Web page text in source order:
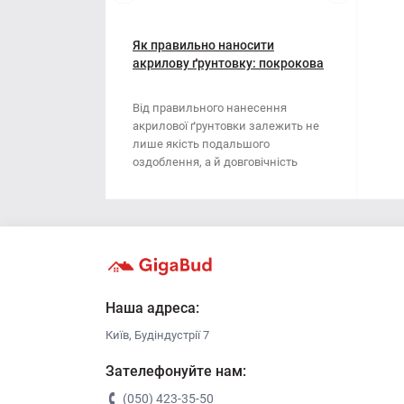
Наждачний папір
Стрічка
Викрутка
Губки для шліфування
Кліщі
Ключі
Лопата
Як правильно наносити
акрилову ґрунтовку: покрокова
Від правильного нанесення
акрилової ґрунтовки залежить не
лише якість подальшого
оздоблення, а й довговічність
Наша адреса:
Київ, Будіндустрії 7
Зателефонуйте нам:
(050) 423-35-50